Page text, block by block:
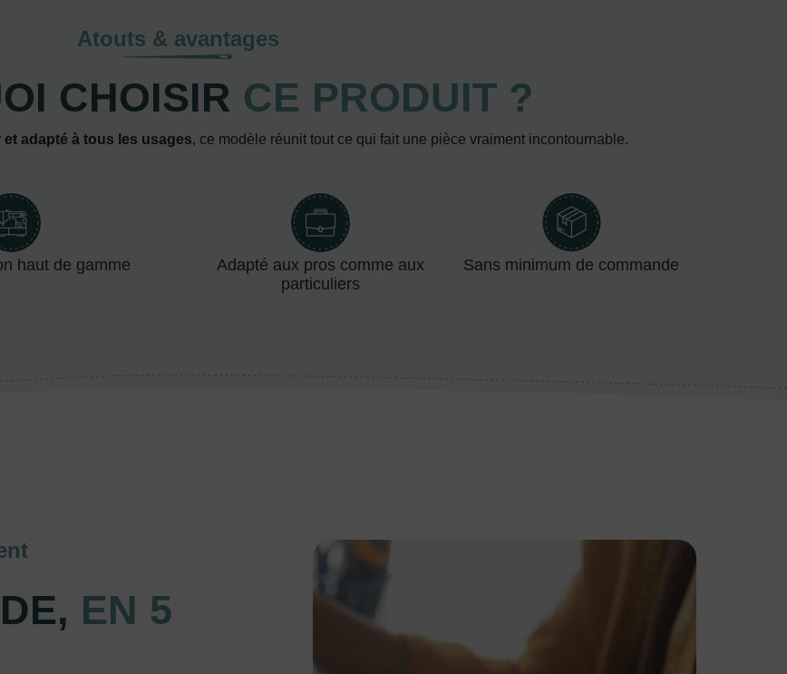
Atouts & avantages
CHOISIR CE PRODUIT ?
adapté à tous les usages, ce modèle réunit tout ce qui fait une pièce vraiment incontournable.
haut de gamme
Adapté aux pros comme aux
particuliers
Sans minimum de commande
EN 5